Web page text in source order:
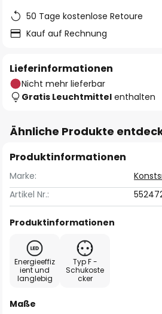
50 Tage kostenlose Retoure
Kauf auf Rechnung
Lieferinformationen
Nicht mehr lieferbar
Gratis Leuchtmittel enthalten
Ähnliche Produkte
Produktinformationen
Marke:
Artikel Nr.:
Produktinformationen
Energieeffiz
ient und
langlebig
Typ F -
Schukoste
cker
Maße